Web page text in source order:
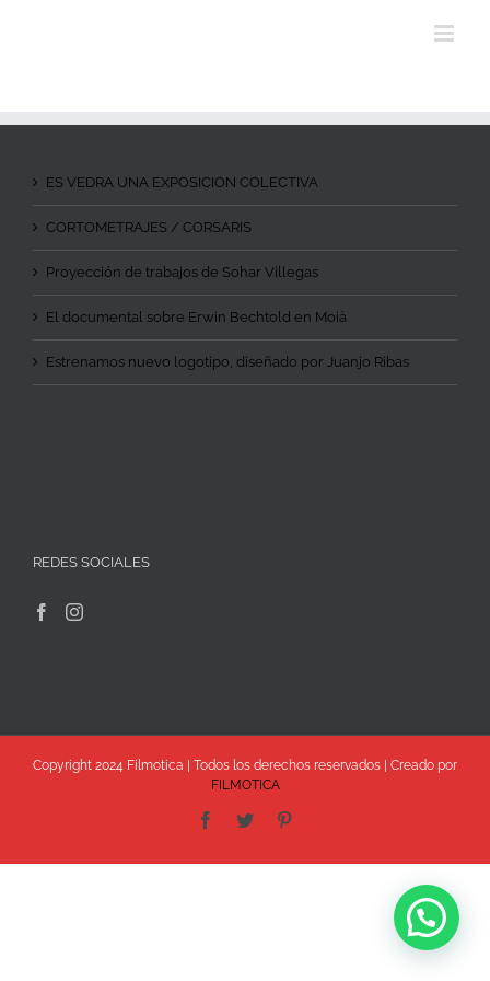
ES VEDRA UNA EXPOSICION COLECTIVA
CORTOMETRAJES / CORSARIS
Proyección de trabajos de Sohar Villegas
El documental sobre Erwin Bechtold en Moià
Estrenamos nuevo logotipo, diseñado por Juanjo Ribas
REDES SOCIALES
Copyright 2024 Filmotica | Todos los derechos reservados | Creado por
FILMOTICA
Facebook
Twitter